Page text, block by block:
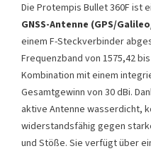
Die Protempis Bullet 360F ist
GNSS-Antenne (GPS/
einem F-Steckverbinder
Frequenzband von 1575,42
Kombination mit einem
Gesamtgewinn von 30 dBi.
aktive Antenne wasserdicht,
widerstandsfähig gegen
und Stöße. Sie verfügt über